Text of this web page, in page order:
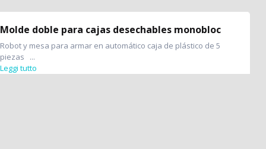
Molde doble para cajas desechables monobloc
Robot y mesa para armar en automático caja de plástico de 5
piezas ...
Leggi tutto